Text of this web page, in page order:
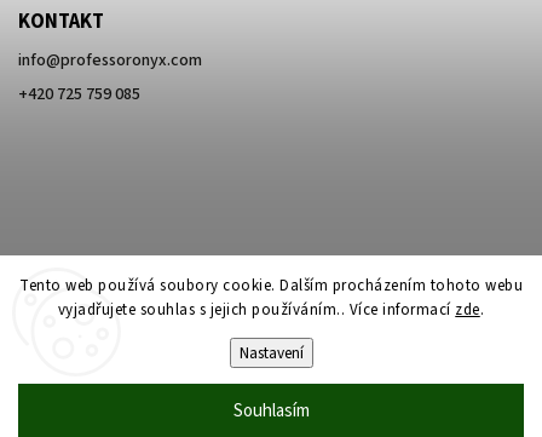
Tento web používá soubory cookie. Dalším procházením tohoto webu
vyjadřujete souhlas s jejich používáním.. Více informací zde.
Nastavení
Souhlasím
KONTAKT
info@professoronyx.com
+420 725 759 085
Professor Onyx. Všechna práva vyhrazena.